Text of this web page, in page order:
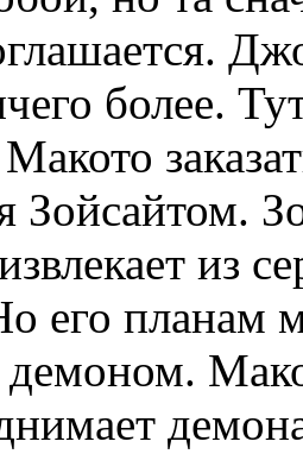
более.
Макото
Зойсайтом.
из
его
демоном.